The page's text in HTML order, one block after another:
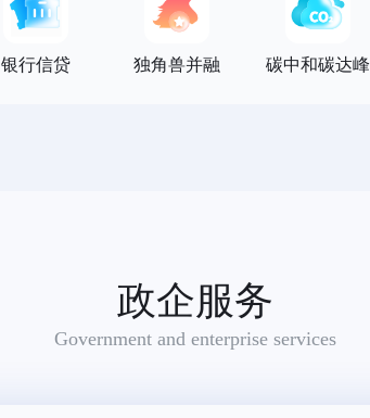
银行信贷 独角兽并融 碳中和碳达峰
政企服务
Government and enterprise services